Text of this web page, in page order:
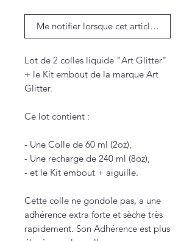
Me notifier lorsque cet article est
Lot de 2 colles liquide "Art Glitter"
+ le Kit embout de la marque Art
Glitter.
Ce lot contient :
- Une Colle de 60 ml (2oz),
- Une recharge de 240 ml (8oz),
- et le Kit embout + aiguille.
Cette colle ne gondole pas, a une
adhérence extra forte et sèche très
rapidement. Son Adhérence est plus